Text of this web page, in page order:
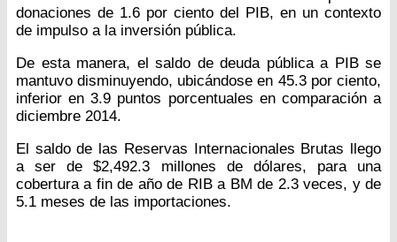
donaciones de 1.6 por ciento del PIB, en un contexto
de impulso a la inversión pública.
De esta manera, el saldo de deuda pública a PIB se
mantuvo disminuyendo, ubicándose en 45.3 por ciento,
inferior en 3.9 puntos porcentuales en comparación a
diciembre 2014.
El saldo de las Reservas Internacionales Brutas llego
a ser de $2,492.3 millones de dólares, para una
cobertura a fin de año de RIB a BM de 2.3 veces, y de
5.1 meses de las importaciones.